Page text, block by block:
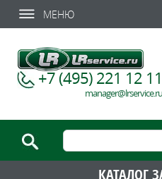
МЕНЮ
+7 (495) 221 12 11
manager@lrservice.ru
КАТАЛОГ